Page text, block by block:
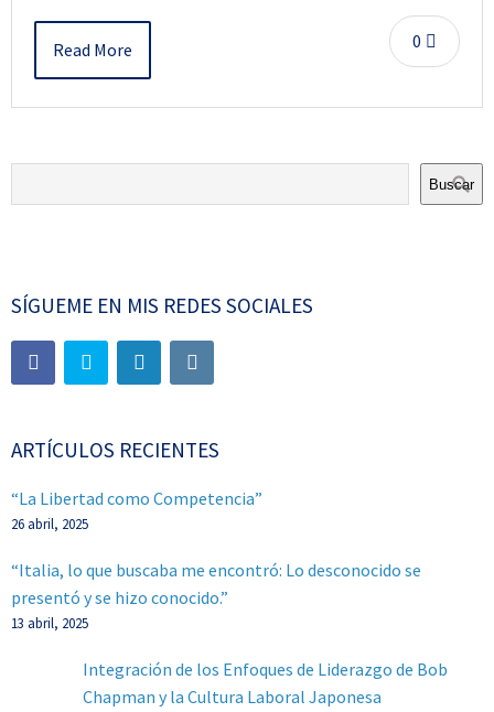
0
Read More
Buscar
SÍGUEME EN MIS REDES SOCIALES
ARTÍCULOS RECIENTES
“La Libertad como Competencia”
26 abril, 2025
“Italia, lo que buscaba me encontró: Lo desconocido se
presentó y se hizo conocido.”
13 abril, 2025
Integración de los Enfoques de Liderazgo de Bob
Chapman y la Cultura Laboral Japonesa